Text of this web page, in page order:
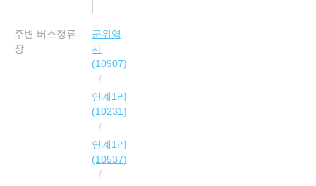
주변 버스정류
장
군위역
사
(10907)
연계1리
(10231)
연계1리
(10537)